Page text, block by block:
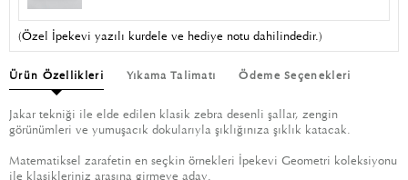
(Özel İpekevi yazılı kurdele ve hediye notu dahilindedir.)
Ürün Özellikleri Yıkama Talimatı Ödeme Seçenekleri
Jakar tekniği ile elde edilen klasik zebra desenli şallar, zengin
görünümleri ve yumuşacık dokularıyla şıklığınıza şıklık katacak.
Matematiksel zarafetin en seçkin örnekleri İpekevi Geometri koleksiyonu
ile klasikleriniz arasına girmeye aday.